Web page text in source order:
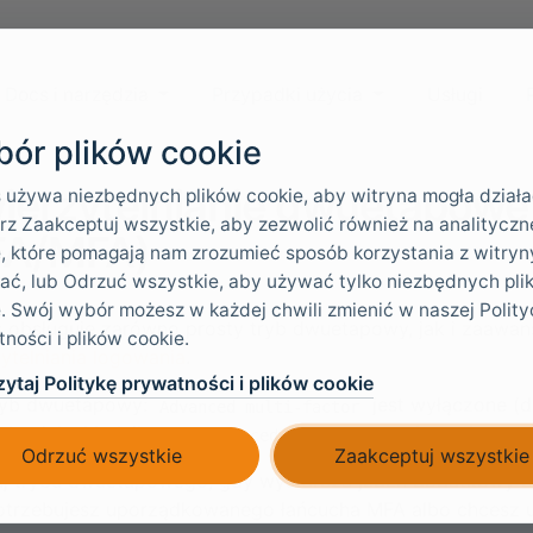
MFA)
obsługuje zarówno prosty tryb dwuetapowy, jak i
logowania
dwuetapowy:
jest wyłączone
wieloskładnikowy:
Advanced multi-factor
jest
trybu dwuetapowego, gdy wystarcza jeden dodatkowy
uporządkowanego łańcucha MFA albo
plików cookie
używa niezbędnych plików cookie, aby witryna mogła
Zaakceptuj wszystkie, aby zezwolić również na
które pomagają nam zrozumieć sposób korzystania z
lub Odrzuć wszystkie, aby używać tylko niezbędnych
Swój wybór możesz w każdej chwili zmienić w naszej
i plików cookie.
Politykę prywatności i plików cookie
Odrzuć wszystkie Zaakceptuj wszystkie